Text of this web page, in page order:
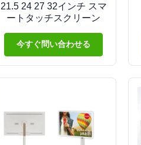
21.5 24 27 32インチ スマ
ートタッチスクリーン
今すぐ問い合わせる